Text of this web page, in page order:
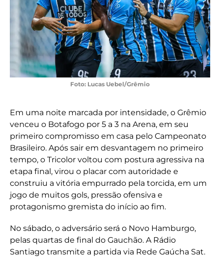
Foto: Lucas Uebel/Grêmio
Em uma noite marcada por intensidade, o Grêmio
venceu o Botafogo por 5 a 3 na Arena, em seu
primeiro compromisso em casa pelo Campeonato
Brasileiro. Após sair em desvantagem no primeiro
tempo, o Tricolor voltou com postura agressiva na
etapa final, virou o placar com autoridade e
construiu a vitória empurrado pela torcida, em um
jogo de muitos gols, pressão ofensiva e
protagonismo gremista do início ao fim.
No sábado, o adversário será o Novo Hamburgo,
pelas quartas de final do Gauchão. A Rádio
Santiago transmite a partida via Rede Gaúcha Sat.